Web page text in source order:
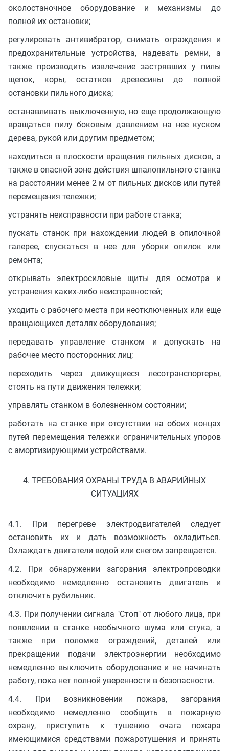
околостаночное оборудование и механизмы до
полной их остановки;
регулировать антивибратор, снимать ограждения и
предохранительные устройства, надевать ремни, а
также производить извлечение застрявших у пилы
щепок, коры, остатков древесины до полной
остановки пильного диска;
останавливать выключенную, но еще продолжающую
вращаться пилу боковым давлением на нее куском
дерева, рукой или другим предметом;
находиться в плоскости вращения пильных дисков, а
также в опасной зоне действия шпалопильного станка
на расстоянии менее 2 м от пильных дисков или путей
перемещения тележки;
устранять неисправности при работе станка;
пускать станок при нахождении людей в опилочной
галерее, спускаться в нее для уборки опилок или
ремонта;
открывать электросиловые щиты для осмотра и
устранения каких-либо неисправностей;
уходить с рабочего места при неотключенных или еще
вращающихся деталях оборудования;
передавать управление станком и допускать на
рабочее место посторонних лиц;
переходить через движущиеся лесотранспортеры,
стоять на пути движения тележки;
управлять станком в болезненном состоянии;
работать на станке при отсутствии на обоих концах
путей перемещения тележки ограничительных упоров
с амортизирующими устройствами.
4. ТРЕБОВАНИЯ ОХРАНЫ ТРУДА В АВАРИЙНЫХ
СИТУАЦИЯХ
4.1. При перегреве электродвигателей следует
остановить их и дать возможность охладиться.
Охлаждать двигатели водой или снегом запрещается.
4.2. При обнаружении загорания электропроводки
необходимо немедленно остановить двигатель и
отключить рубильник.
4.3. При получении сигнала "Стоп" от любого лица, при
появлении в станке необычного шума или стука, а
также при поломке ограждений, деталей или
прекращении подачи электроэнергии необходимо
немедленно выключить оборудование и не начинать
работу, пока нет полной уверенности в безопасности.
4.4. При возникновении пожара, загорания
необходимо немедленно сообщить в пожарную
охрану, приступить к тушению очага пожара
имеющимися средствами пожаротушения и принять